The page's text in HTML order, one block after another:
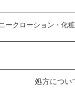
ークローション・化
処方につい